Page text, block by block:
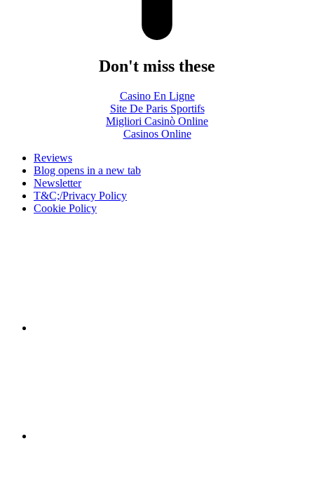
Don't miss these
Casino En Ligne
Site De Paris Sportifs
Migliori Casinò Online
Casinos Online
Reviews
Blog opens in a new tab
Newsletter
T&C;/Privacy Policy
Cookie Policy